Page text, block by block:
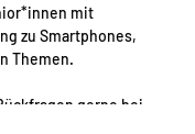
mit
zu Smartphones,
Themen.
gerne bei